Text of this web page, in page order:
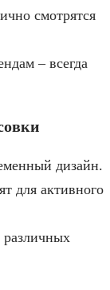
смотрятся
– всегда
дизайн.
для активного
различных